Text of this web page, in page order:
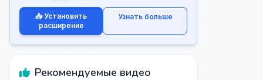
📥 Установить
расширение
Узнать больше
Рекомендуемые видео